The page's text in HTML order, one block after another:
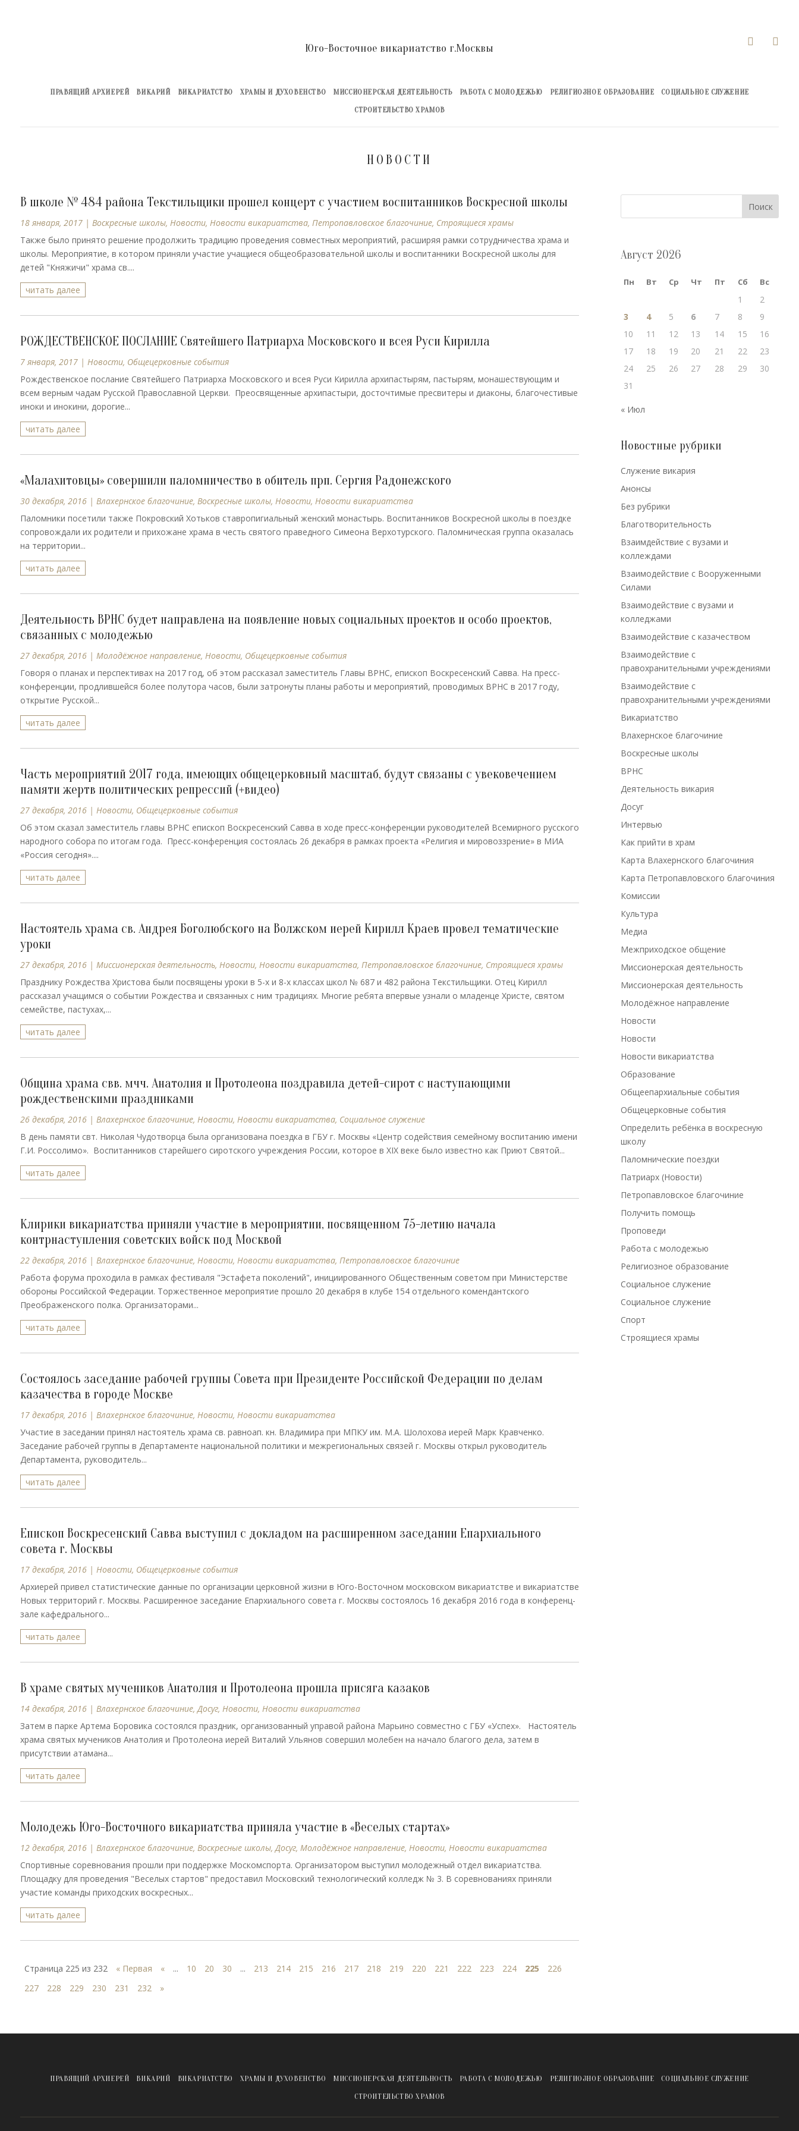
 
Юго-Восточное викариатство г.Москвы
ПРАВЯЩИЙ АРХИЕРЕЙ ВИКАРИЙ ВИКАРИАТСТВО ХРАМЫ И ДУХОВЕНСТВО МИССИОНЕРСКАЯ ДЕЯТЕЛЬНОСТЬ РАБОТА С МОЛОДЕЖЬЮ РЕЛИГИОЗНОЕ ОБРАЗОВАНИЕ
СОЦИАЛЬНОЕ СЛУЖЕНИЕ
СТРОИТЕЛЬСТВО ХРАМОВ
НОВОСТИ
В школе № 484 района Текстильщики прошел концерт с участием воспитанников Воскресной школы
18 января, 2017| Воскресные школы, Новости, Новости викариатства, Петропавловское благочиние, Строящиеся храмы
Также было принято решение продолжить традицию проведения совместных мероприятий, расширяя рамки сотрудничества храма и
школы. Мероприятие, в котором приняли участие учащиеся общеобразовательной школы и воспитанники Воскресной школы для
детей "Княжичи" храма св....
читать далее
РОЖДЕСТВЕНСКОЕ ПОСЛАНИЕ Святейшего Патриарха Московского и всея Руси Кирилла
7 января, 2017| Новости, Общецерковные события
Рождественское послание Святейшего Патриарха Московского и всея Руси Кирилла архипастырям, пастырям, монашествующим и
всем верным чадам Русской Православной Церкви. Преосвященные архипастыри, досточтимые пресвитеры и диаконы, благочестивые
иноки и инокини, дорогие...
читать далее
«Малахитовцы» совершили паломничество в обитель прп. Сергия Радонежского
30 декабря, 2016| Влахернское благочиние, Воскресные школы, Новости, Новости викариатства
Паломники посетили также Покровский Хотьков ставропигиальный женский монастырь. Воспитанников Воскресной школы в поездке
сопровождали их родители и прихожане храма в честь святого праведного Симеона Верхотурского. Паломническая группа оказалась
на территории...
читать далее
Деятельность ВРНС будет направлена на появление новых социальных проектов и особо проектов,
связанных с молодежью
27 декабря, 2016| Молодёжное направление, Новости, Общецерковные события
Говоря о планах и перспективах на 2017 год, об этом рассказал заместитель Главы ВРНС, епископ Воскресенский Савва. На пресс-
конференции, продлившейся более полутора часов, были затронуты планы работы и мероприятий, проводимых ВРНС в 2017 году,
открытие Русской...
читать далее
Часть мероприятий 2017 года, имеющих общецерковный масштаб, будут связаны с увековечением
памяти жертв политических репрессий (+видео)
27 декабря, 2016| Новости, Общецерковные события
Об этом сказал заместитель главы ВРНС епископ Воскресенский Савва в ходе пресс-конференции руководителей Всемирного русского
народного собора по итогам года. Пресс-конференция состоялась 26 декабря в рамках проекта «Религия и мировоззрение» в МИА
«Россия сегодня»....
читать далее
Настоятель храма св. Андрея Боголюбского на Волжском иерей Кирилл Краев провел тематические
уроки
27 декабря, 2016| Миссионерская деятельность, Новости, Новости викариатства, Петропавловское благочиние, Строящиеся храмы
Празднику Рождества Христова были посвящены уроки в 5-х и 8-х классах школ № 687 и 482 района Текстильщики. Отец Кирилл
рассказал учащимся о событии Рождества и связанных с ним традициях. Многие ребята впервые узнали о младенце Христе, святом
семействе, пастухах,...
читать далее
Община храма свв. мчч. Анатолия и Протолеона поздравила детей-сирот с наступающими
рождественскими праздниками
26 декабря, 2016| Влахернское благочиние, Новости, Новости викариатства, Социальное служение
В день памяти свт. Николая Чудотворца была организована поездка в ГБУ г. Москвы «Центр содействия семейному воспитанию имени
Г.И. Россолимо». Воспитанников старейшего сиротского учреждения России, которое в XIX веке было известно как Приют Святой...
читать далее
Клирики викариатства приняли участие в мероприятии, посвященном 75-летию начала
контрнаступления советских войск под Москвой
22 декабря, 2016| Влахернское благочиние, Новости, Новости викариатства, Петропавловское благочиние
Работа форума проходила в рамках фестиваля "Эстафета поколений", инициированного Общественным советом при Министерстве
обороны Российской Федерации. Торжественное мероприятие прошло 20 декабря в клубе 154 отдельного комендантского
Преображенского полка. Организаторами...
читать далее
Состоялось заседание рабочей группы Совета при Президенте Российской Федерации по делам
казачества в городе Москве
17 декабря, 2016| Влахернское благочиние, Новости, Новости викариатства
Участие в заседании принял настоятель храма св. равноап. кн. Владимира при МПКУ им. М.А. Шолохова иерей Марк Кравченко.
Заседание рабочей группы в Департаменте национальной политики и межрегиональных связей г. Москвы открыл руководитель
Департамента, руководитель...
читать далее
Епископ Воскресенский Савва выступил с докладом на расширенном заседании Епархиального
совета г. Москвы
17 декабря, 2016| Новости, Общецерковные события
Архиерей привел статистические данные по организации церковной жизни в Юго-Восточном московском викариатстве и викариатстве
Новых территорий г. Москвы. Расширенное заседание Епархиального совета г. Москвы состоялось 16 декабря 2016 года в конференц-
зале кафедрального...
читать далее
В храме святых мучеников Анатолия и Протолеона прошла присяга казаков
14 декабря, 2016| Влахернское благочиние,Досуг, Новости, Новости викариатства
Затем в парке Артема Боровика состоялся праздник, организованный управой района Марьино совместно с ГБУ «Успех». Настоятель
храма святых мучеников Анатолия и Протолеона иерей Виталий Ульянов совершил молебен на начало благого дела, затем в
присутствии атамана...
читать далее
Молодежь Юго-Восточного викариатства приняла участие в «Веселых стартах»
12 декабря, 2016| Влахернское благочиние, Воскресные школы,Досуг, Молодёжное направление, Новости, Новости викариатства
Спортивные соревнования прошли при поддержке Москомспорта. Организатором выступил молодежный отдел викариатства.
Площадку для проведения "Веселых стартов" предоставил Московский технологический колледж № 3. В соревнованиях приняли
участие команды приходских воскресных...
читать далее
Страница 225 из 232 « Первая « ... 10 20 30 ... 213 214 215 216 217 218 219 220 221 222 223 224 225
226
227
228 229 230 231 232 »
Поиск
Август 2026
Пн Вт Ср Чт Пт Сб Вс
1
2
3
4 5 6 7 8
9
10
11 12 13 14 15
16
17
18 19 20 21 22
23
24
25 26 27 28 29
30
31
« Июл
Новостные рубрики
Cлужение викария
Анонсы
Без рубрики
Благотворительность
Взаимдействие с вузами и
коллеждами
Взаимодействие с Вооруженными
Силами
Взаимодействие с вузами и
колледжами
Взаимодействие с казачеством
Взаимодействие с
правохранительными учреждениями
Взаимодействие с
правохранительными учреждениями
Викариатство
Влахернское благочиние
Воскресные школы
ВРНС
Деятельность викария
Досуг
Интервью
Как прийти в храм
Карта Влахернского благочиния
Карта Петропавловского благочиния
Комиссии
Культура
Медиа
Межприходское общение
Миссионерская деятельность
Миссионерская деятельность
Молодёжное направление
Новости
Новости
Новости викариатства
Образование
Общеепархиальные события
Общецерковные события
Определить ребёнка в воскресную
школу
Паломнические поездки
Патриарх (Новости)
Петропавловское благочиние
Получить помощь
Проповеди
Работа с молодежью
Религиозное образование
Социальное служение
Социальное служение
Спорт
Строящиеся храмы
ПРАВЯЩИЙ АРХИЕРЕЙ ВИКАРИЙ ВИКАРИАТСТВО ХРАМЫ И ДУХОВЕНСТВО МИССИОНЕРСКАЯ ДЕЯТЕЛЬНОСТЬ РАБОТА С МОЛОДЕЖЬЮ РЕЛИГИОЗНОЕ ОБРАЗОВАНИЕ
СОЦИАЛЬНОЕ СЛУЖЕНИЕ
СТРОИТЕЛЬСТВО ХРАМОВ